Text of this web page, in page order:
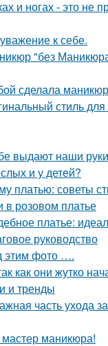
и ногах - это не
к себе.
"без
сделала
стиль
выдают наши
и у детей?
платью: советы
в розовом платье
платье:
руководство
этим фото ….
как они жутко
и тренды
часть ухода
маникюра!